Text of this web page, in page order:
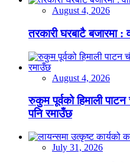
August 4, 2026
तरकारी घरबाटै बजारमा
August 4, 2026
रुकुम पूर्वको हिमाली
पनि रमाउँछ
July 31, 2026